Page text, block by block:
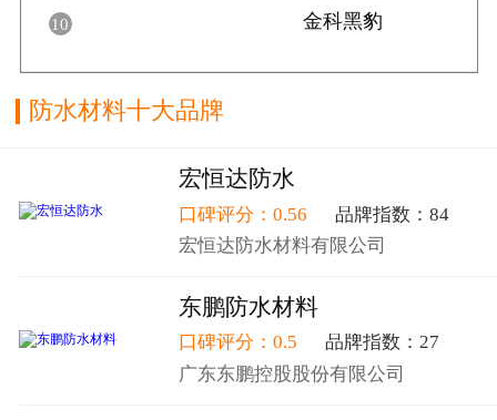
10 金科黑豹
防水材料十大品牌
宏恒达防水
口碑评分：0.56
品牌指数：84
宏恒达防水材料有限公司
东鹏防水材料
口碑评分：0.5
品牌指数：27
广东东鹏控股股份有限公司